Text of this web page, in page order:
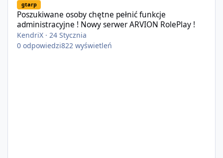
gtarp
Poszukiwane osoby chętne pełnić funkcje
administracyjne ! Nowy serwer ARVION RolePlay !
KendriX · 24 Stycznia
0 odpowiedzi822 wyświetleń